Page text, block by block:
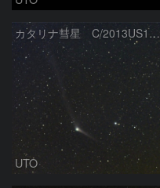
カタリナ彗星 C/2013US10 11/29未明
UTO